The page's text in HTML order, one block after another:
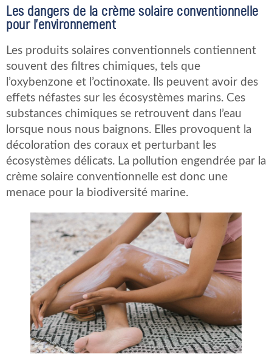
Les dangers de la crème solaire conventionnelle
pour l’environnement
Les produits solaires conventionnels contiennent
souvent des filtres chimiques, tels que
l’oxybenzone et l’octinoxate. Ils peuvent avoir des
effets néfastes sur les écosystèmes marins. Ces
substances chimiques se retrouvent dans l’eau
lorsque nous nous baignons. Elles provoquent la
décoloration des coraux et perturbant les
écosystèmes délicats. La pollution engendrée par la
crème solaire conventionnelle est donc une
menace pour la biodiversité marine.